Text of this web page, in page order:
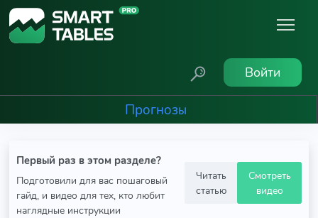
Войти
Прогнозы
Первый раз в этом разделе?
Подготовили для вас пошаговый
гайд, и видео для тех, кто любит
наглядные инструкции
Читать
статью
Смотреть
видео